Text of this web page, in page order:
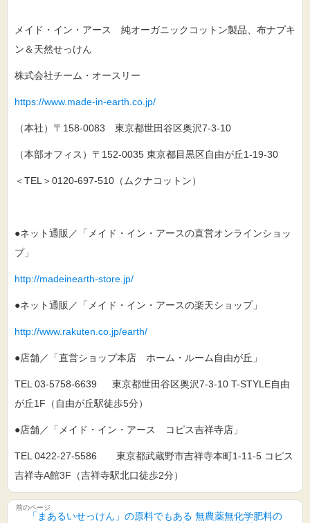
メイド・イン・アース 純オーガニックコットン製品、布ナプキ
ン＆天然せっけん
株式会社チーム・オースリー
https://www.made-in-earth.co.jp/
（本社）〒158-0083 東京都世田谷区奥沢7-3-10
（本部オフィス）〒152-0035 東京都目黒区自由が丘1-19-30
＜TEL＞0120-697-510（ムクナコットン）
●ネット通販／「メイド・イン・アースの直営オンラインショッ
プ」
http://madeinearth-store.jp/
●ネット通販／「メイド・イン・アースの楽天ショップ」
http://www.rakuten.co.jp/earth/
●店舗／「直営ショップ本店 ホーム・ルーム自由が丘」
TEL 03-5758-6639 東京都世田谷区奥沢7-3-10 T-STYLE自由
が丘1F（自由が丘駅徒歩5分）
●店舗／「メイド・イン・アース コピス吉祥寺店」
TEL 0422-27-5586 東京都武蔵野市吉祥寺本町1-11-5 コピス
吉祥寺A館3F（吉祥寺駅北口徒歩2分）
「まあるいせっけん」の原料でもある 無農薬無化学肥料の